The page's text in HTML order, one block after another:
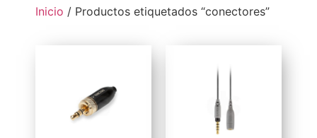
Inicio / Productos etiquetados “conectores”